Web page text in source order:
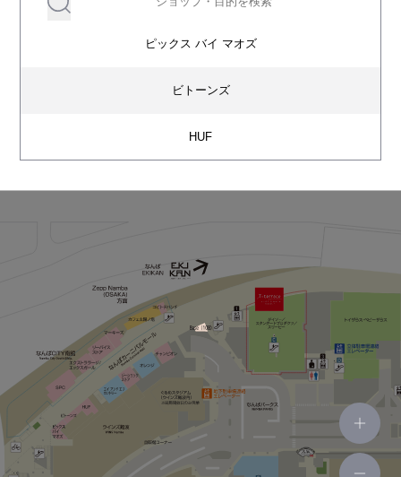
ピックス バイ マオズ
ビトーンズ
HUF
オレンジ
チャンピオン
ダイソー／スタンダードプロダクツ／スリーピー
トイザらス・ベビーザらス